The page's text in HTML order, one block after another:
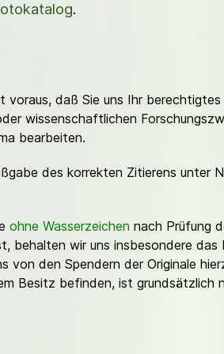
.
daß Sie uns Ihr
wissenschaftlichen
bearbeiten.
des korrekten Zitierens unter
ohne Wasserzeichen nach Prüfung
behalten wir uns insbesondere das
den Spendern der Originale
Besitz befinden, ist grundsätzlich